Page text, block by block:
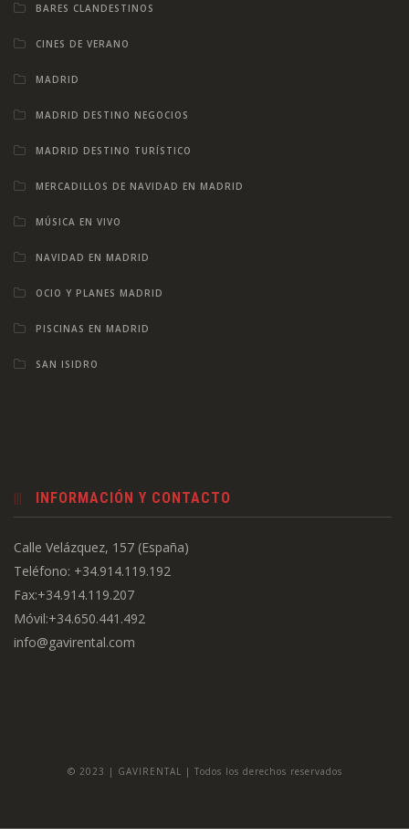
BARES CLANDESTINOS
CINES DE VERANO
MADRID
MADRID DESTINO NEGOCIOS
MADRID DESTINO TURÍSTICO
MERCADILLOS DE NAVIDAD EN MADRID
MÚSICA EN VIVO
NAVIDAD EN MADRID
OCIO Y PLANES MADRID
PISCINAS EN MADRID
SAN ISIDRO
INFORMACIÓN Y CONTACTO
Calle Velázquez, 157 (España)
Teléfono: +34.914.119.192
Fax:+34.914.119.207
Móvil:+34.650.441.492
info@gavirental.com
© 2023 | GAVIRENTAL | Todos los derechos reservados